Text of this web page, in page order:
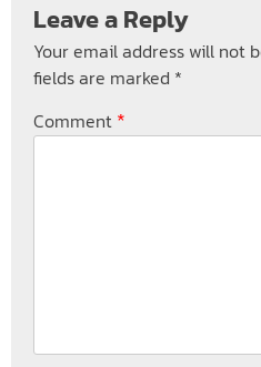
Leave a Reply
Your email address will not
fields are marked *
Comment *